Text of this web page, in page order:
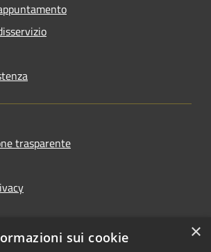
trasparente
accessibilità
×
sui cookie